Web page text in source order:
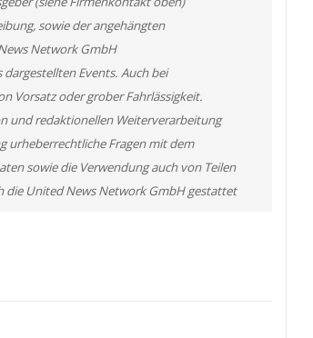
sowie der angehängten
Network GmbH
Events. Auch bei
Vorsatz oder grober Fahrlässigkeit.
und redaktionellen Weiterverarbeitung
urheberrechtliche Fragen mit dem
sowie die Verwendung auch von Teilen
die United News Network GmbH gestattet